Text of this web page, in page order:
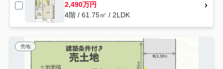
2,490万円
4階 / 61.75㎡ / 2LDK
売地